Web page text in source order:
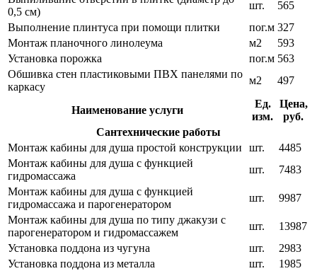
0,5 см)
шт.
565
Выполнение плинтуса при помощи плитки
пог.м 327
Монтаж планочного линолеума
м2
593
Установка порожка
пог.м 563
Обшивка стен пластиковыми ПВХ панелями по
каркасу
м2 497
Наименование услуги
Ед.
изм.
Цена,
руб.
Сантехнические работы
Монтаж кабины для душа простой конструкции
шт.
4485
Монтаж кабины для душа с функцией
гидромассажа
шт.
7483
Монтаж кабины для душа с функцией
гидромассажа и парогенератором
шт.
9987
Монтаж кабины для душа по типу джакузи с
парогенератором и гидромассажем
шт.
13987
Установка поддона из чугуна
шт.
2983
Установка поддона из металла
шт.
1985